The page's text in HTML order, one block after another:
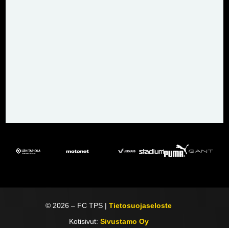
©2026 – FC TPS |Tietosuojaseloste
Kotisivut: Sivustamo Oy